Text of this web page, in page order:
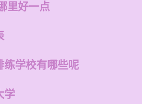
里好一点
练学校有哪些呢
学